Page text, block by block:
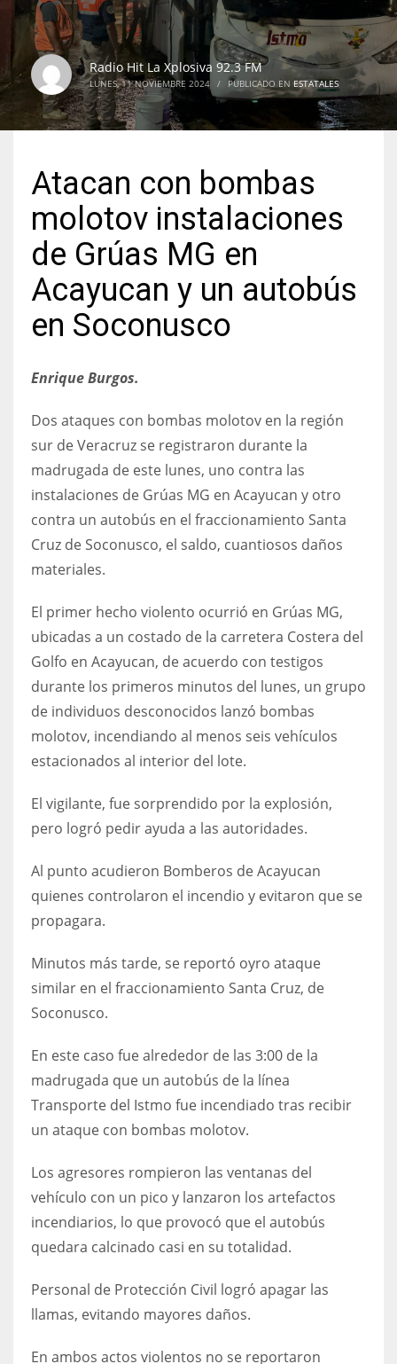
Radio Hit La Xplosiva 92.3 FM
LUNES, 11 NOVIEMBRE 2024 / PUBLICADO EN ESTATALES
Atacan con bombas
molotov instalaciones
de Grúas MG en
Acayucan y un autobús
en Soconusco
Enrique Burgos.
Dos ataques con bombas molotov en la región
sur de Veracruz se registraron durante la
madrugada de este lunes, uno contra las
instalaciones de Grúas MG en Acayucan y otro
contra un autobús en el fraccionamiento Santa
Cruz de Soconusco, el saldo, cuantiosos daños
materiales.
El primer hecho violento ocurrió en Grúas MG,
ubicadas a un costado de la carretera Costera del
Golfo en Acayucan, de acuerdo con testigos
durante los primeros minutos del lunes, un grupo
de individuos desconocidos lanzó bombas
molotov, incendiando al menos seis vehículos
estacionados al interior del lote.
El vigilante, fue sorprendido por la explosión,
pero logró pedir ayuda a las autoridades.
Al punto acudieron Bomberos de Acayucan
quienes controlaron el incendio y evitaron que se
propagara.
Minutos más tarde, se reportó oyro ataque
similar en el fraccionamiento Santa Cruz, de
Soconusco.
En este caso fue alrededor de las 3:00 de la
madrugada que un autobús de la línea
Transporte del Istmo fue incendiado tras recibir
un ataque con bombas molotov.
Los agresores rompieron las ventanas del
vehículo con un pico y lanzaron los artefactos
incendiarios, lo que provocó que el autobús
quedara calcinado casi en su totalidad.
Personal de Protección Civil logró apagar las
llamas, evitando mayores daños.
En ambos actos violentos no se reportaron